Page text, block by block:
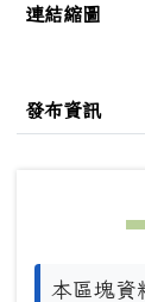
連結縮圖
發布資訊
本區塊資